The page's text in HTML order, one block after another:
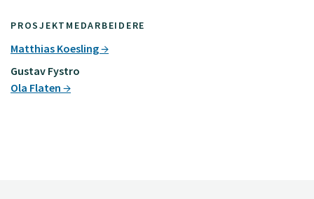
PROSJEKTMEDARBEIDERE
Matthias Koesling
Gustav Fystro
Ola Flaten